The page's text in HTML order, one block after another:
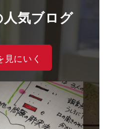
気ブログ
見にいく